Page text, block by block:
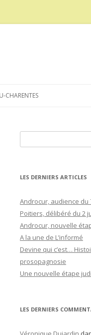
CHARENTES
LES DERNIERS ARTICLES
Androcur, audience du
Poitiers, délibéré du 2
Androcur, nouvelle
A la une de L’informé
Devine qui c’est…
prosopagnosie
Une nouvelle étape
LES DERNIERS